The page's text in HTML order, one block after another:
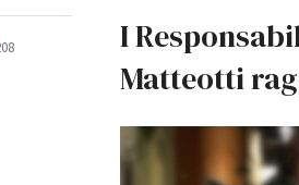
I
Matteotti